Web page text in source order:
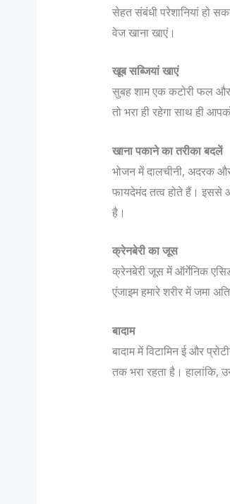
सेहत संबंधी परेशानियां हो
वेज खाना खाएं।
खूब सब्जियां खाएं
सुबह शाम एक कटोरी फल
तो भरा ही रहेगा साथ ही
खाना पकाने का तरीका बदलें
भोजन में दालचीनी, अदरक
फायदेमंद तत्‍व होते हैं। इससे
है।
क्रेनबेरी का जूस
क्रेनबेरी जूस में ऑर्गेनिक
एंजाइम हमारे शरीर में जमा
बादाम
बादाम में विटामिन ई और
तक भरा रहता है। हालांकि,
सोफिया रंगवाला : सहिष्णु देश
हूं और पेशे से डॉक्टर हूं। बंगलोर
मैं भी कुवैत में पली बढ़ी हूं...